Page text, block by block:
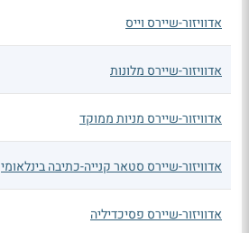
אדוויזור-שיירס וייס
אדוויזור-שיירס מלונות
אדוויזור-שיירס מניות ממוקד
אדוויזור-שיירס סטאר קנייה-כתיבה בינלאומי
אדוויזור-שיירס פסיכדיליה